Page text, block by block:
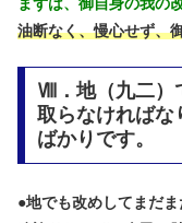
油断なく、慢心せず、
Ⅷ．地（九二）
取らなければな
ばかりです。
●地でも改めしてまだ